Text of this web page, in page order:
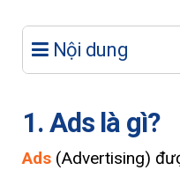
Nội dung
1. Ads là gì?
Ads (Advertising)